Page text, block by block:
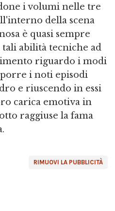
i volumi nelle tre
della scena
è quasi sempre
abilità tecniche ad
riguardo i modi
i noti episodi
e riuscendo in essi
carica emotiva in
raggiuse la fama
RIMUOVI LA PUBBLICITÀ